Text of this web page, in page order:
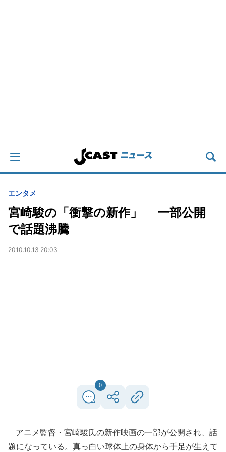
エンタメ
宮崎駿の「衝撃の新作」 一部公開
で話題沸騰
2010.10.13 20:03
0
アニメ監督・宮崎駿氏の新作映画の一部が公開され、話
題になっている。真っ白い球体上の身体から手足が生えて